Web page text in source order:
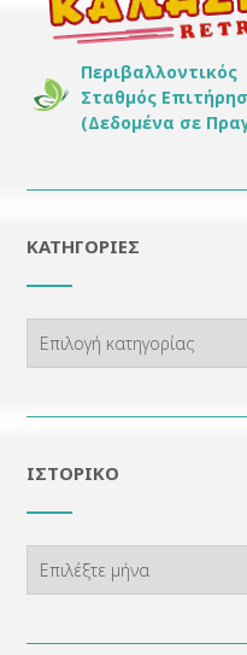
Περιβαλλοντικός
Σταθμός
(Δεδομένα σε
KΑΤΗΓΟΡΊΕΣ
Kατηγορίες
ΙΣΤΟΡΙΚΌ
Ιστορικό